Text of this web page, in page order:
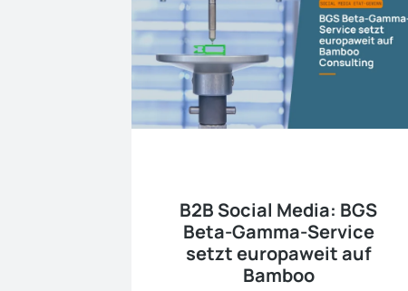
B2B Social Media: BGS
Beta-Gamma-Service
setzt europaweit auf
Bamboo